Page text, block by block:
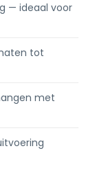
— ideaal voor
tot
met